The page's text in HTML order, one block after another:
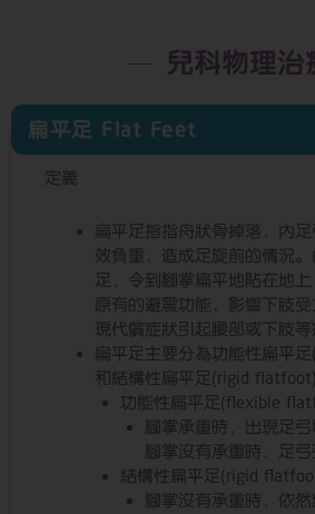
兒科物理治
扁平足 Flat Feet
定義
扁平足指指舟狀骨掉落，內
效負重，造成足旋前的情況
足，令到腳掌扁平地貼在地
原有的避震功能，影響下肢
現代償症狀引起腰部或下肢等
扁平足主要分為功能性扁平
和結構性扁平足(rigid flatfoot)
功能性扁平足(flexible
腳掌承重時，出現足
腳掌沒有承重時，足
結構性扁平足(rigid
腳掌沒有承重時，依